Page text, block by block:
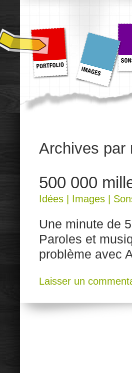
Archives par
500 000
Idées Images
Une minute de
Paroles et
problème avec
Laisser un